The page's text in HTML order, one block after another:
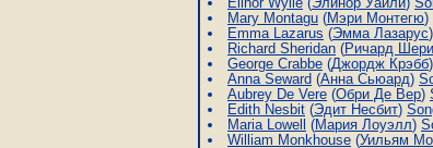
Mary Montagu (Мэри Монтегю)
Emma Lazarus (Эмма Лазарус)
Richard Sheridan (Ричард
George Crabbe (Джордж Крэбб)
Anna Seward (Анна Сьюард)
Aubrey De Vere (Обри Де Вер)
Edith Nesbit (Эдит Несбит)
Maria Lowell
(Мария Лоуэлл)
William Monkhouse (Уильям